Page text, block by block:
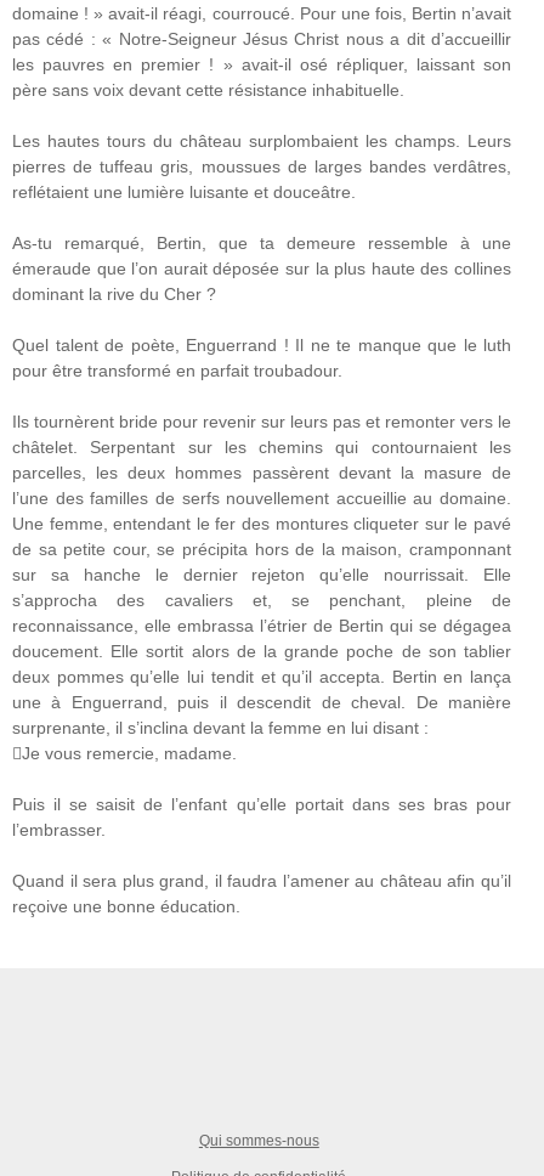
domaine ! » avait-il réagi, courroucé. Pour une fois, Bertin n’avait
pas cédé : « Notre-Seigneur Jésus Christ nous a dit d’accueillir
les pauvres en premier ! » avait-il osé répliquer, laissant son
père sans voix devant cette résistance inhabituelle.
Les hautes tours du château surplombaient les champs. Leurs
pierres de tuffeau gris, moussues de larges bandes verdâtres,
reflétaient une lumière luisante et douceâtre.
As-tu remarqué, Bertin, que ta demeure ressemble à une
émeraude que l’on aurait déposée sur la plus haute des collines
dominant la rive du Cher ?
Quel talent de poète, Enguerrand ! Il ne te manque que le luth
pour être transformé en parfait troubadour.
Ils tournèrent bride pour revenir sur leurs pas et remonter vers le
châtelet. Serpentant sur les chemins qui contournaient les
parcelles, les deux hommes passèrent devant la masure de
l’une des familles de serfs nouvellement accueillie au domaine.
Une femme, entendant le fer des montures cliqueter sur le pavé
de sa petite cour, se précipita hors de la maison, cramponnant
sur sa hanche le dernier rejeton qu’elle nourrissait. Elle
s’approcha des cavaliers et, se penchant, pleine de
reconnaissance, elle embrassa l’étrier de Bertin qui se dégagea
doucement. Elle sortit alors de la grande poche de son tablier
deux pommes qu’elle lui tendit et qu’il accepta. Bertin en lança
une à Enguerrand, puis il descendit de cheval. De manière
surprenante, il s’inclina devant la femme en lui disant :
Je vous remercie, madame.
Puis il se saisit de l’enfant qu’elle portait dans ses bras pour
l’embrasser.
Quand il sera plus grand, il faudra l’amener au château afin qu’il
reçoive une bonne éducation.
Qui sommes-nous